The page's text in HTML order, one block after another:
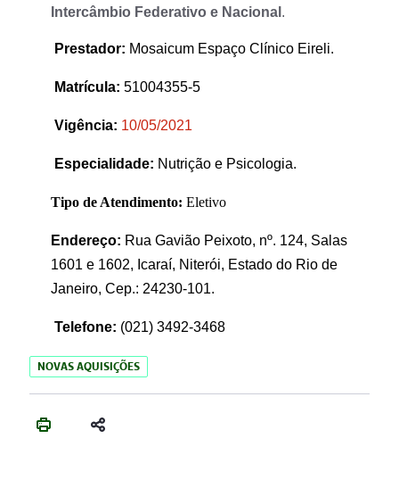
Intercâmbio Federativo e Nacional .
Prestador: Mosaicum Espaço Clínico Eireli.
Matrícula: 51004355-5
Vigência: 10/05/2021
Especialidade: Nutrição e Psicologia.
Tipo de Atendimento: Eletivo
Endereço: Rua Gavião Peixoto, nº. 124, Salas
1601 e 1602, Icaraí, Niterói, Estado do Rio de
Janeiro, Cep.: 24230-101.
Telefone: (021) 3492-3468
NOVAS AQUISIÇÕES